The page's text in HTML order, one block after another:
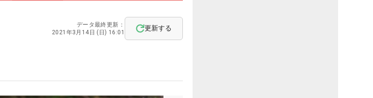
データ最終更新：
2021年3月14日 (日) 16:01
更新する